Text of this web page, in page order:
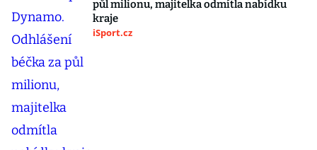
půl milionu, majitelka odmítla nabídku
kraje
iSport.cz